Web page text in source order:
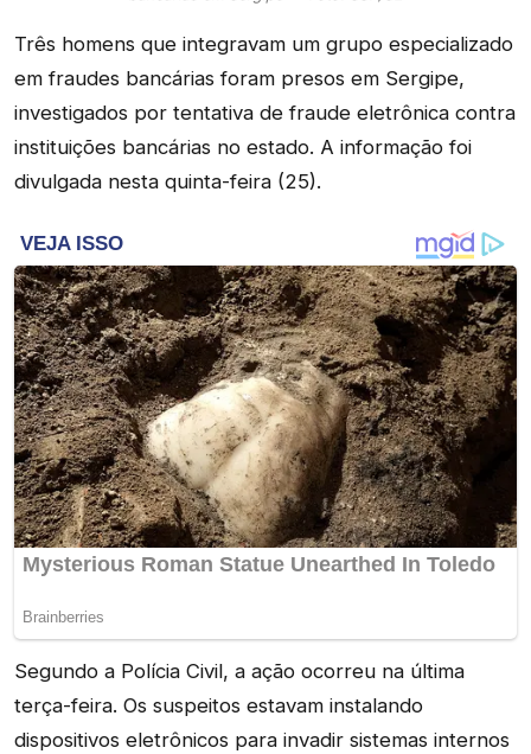
Três homens que integravam um grupo especializado
em fraudes bancárias foram presos em Sergipe,
investigados por tentativa de fraude eletrônica contra
instituições bancárias no estado. A informação foi
divulgada nesta quinta-feira (25).
Segundo a Polícia Civil, a ação ocorreu na última
terça-feira. Os suspeitos estavam instalando
dispositivos eletrônicos para invadir sistemas internos